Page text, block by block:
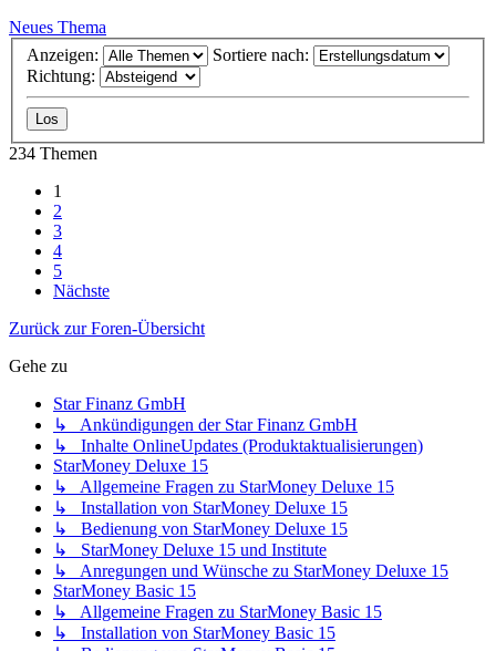
Neues Thema
Anzeigen:
Sortiere nach:
Richtung:
234 Themen
1
2
3
4
5
Nächste
Zurück zur Foren-Übersicht
Gehe zu
Star Finanz GmbH
↳ Ankündigungen der Star Finanz GmbH
↳ Inhalte OnlineUpdates (Produktaktualisierungen)
StarMoney Deluxe 15
↳ Allgemeine Fragen zu StarMoney Deluxe 15
↳ Installation von StarMoney Deluxe 15
↳ Bedienung von StarMoney Deluxe 15
↳ StarMoney Deluxe 15 und Institute
↳ Anregungen und Wünsche zu StarMoney Deluxe 15
StarMoney Basic 15
↳ Allgemeine Fragen zu StarMoney Basic 15
↳ Installation von StarMoney Basic 15